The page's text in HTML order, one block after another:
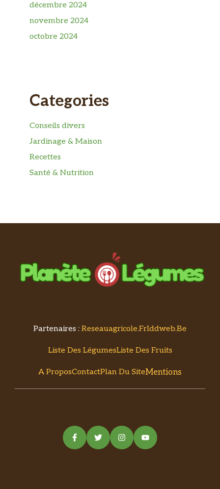
décembre 2024
novembre 2024
octobre 2024
Categories
Conseils divers
Jardinage & Maison
Recettes
Santé & Nutrition
Partenaires : Reseauagricole.frIddweb.be
Liste Des LégumesListe Des Fruits
A ProposContactPlan Du SiteMentions